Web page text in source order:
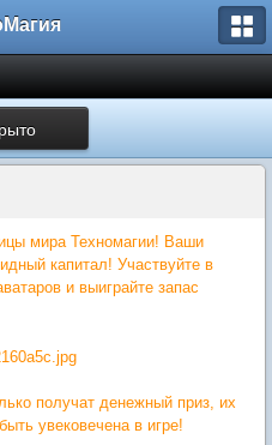
мира Техномагии! Ваши
капитал! Участвуйте в
и выиграйте запас
получат денежный приз, их
увековечена в игре!